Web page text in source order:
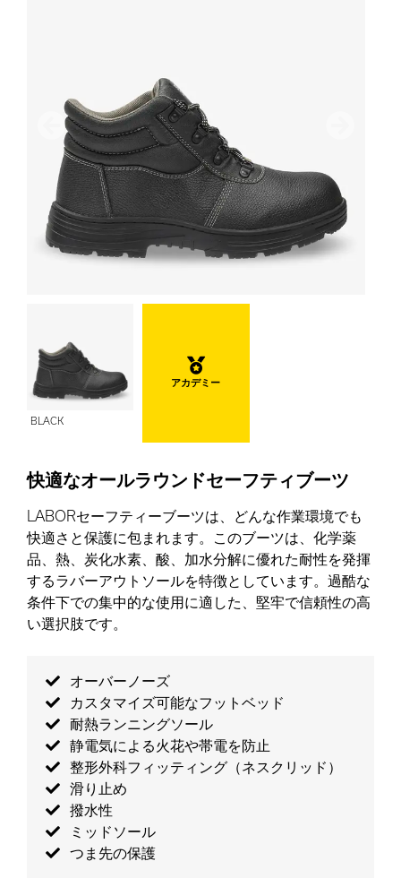
前
BLACK
アカデミー
快適なオールラウンドセーフティブーツ
LABORセーフティーブーツは、どんな作業環境でも
快適さと保護に包まれます。このブーツは、化学薬
品、熱、炭化水素、酸、加水分解に優れた耐性を発揮
するラバーアウトソールを特徴としています。過酷な
条件下での集中的な使用に適した、堅牢で信頼性の高
い選択肢です。
オーバーノーズ
カスタマイズ可能なフットベッド
耐熱ランニングソール
静電気による火花や帯電を防止
整形外科フィッティング（ネスクリッド）
滑り止め
撥水性
ミッドソール
つま先の保護